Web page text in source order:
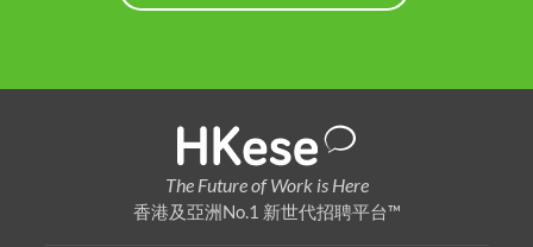
The Future of Work is Here
香港及亞洲No.1 新世代招聘平台™